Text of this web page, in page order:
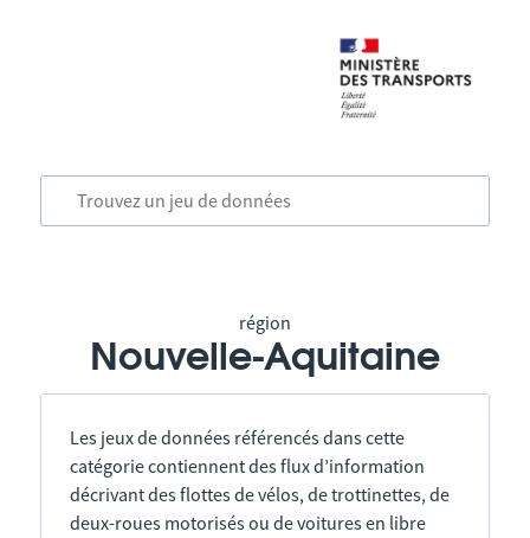
région
Nouvelle-Aquitaine
Les jeux de données référencés dans cette
catégorie contiennent des flux d’information
décrivant des flottes de vélos, de trottinettes, de
deux-roues motorisés ou de voitures en libre